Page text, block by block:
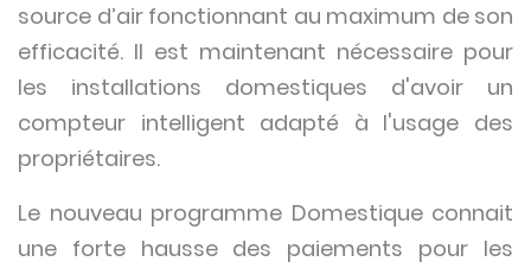
source d’air fonctionnant au maximum de son
efficacité. Il est maintenant nécessaire pour
les installations domestiques d'avoir un
compteur intelligent adapté à l'usage des
propriétaires.
Le nouveau programme Domestique connait
une forte hausse des paiements pour les